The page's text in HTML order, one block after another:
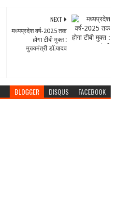
NEXT
मध्यप्रदेश वर्ष-2025 तक
होगा टीबी मुक्त :
मुख्यमंत्री डॉ.यादव
BLOGGER DISQUS FACEBOOK